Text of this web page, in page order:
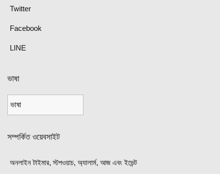
Twitter
Facebook
LINE
ভাষা
সম্পর্কিত ওয়েবসাইট
অনলাইন টাইমার, স্টপওয়াচ, অ্যালার্ম, আজ এবং ইভেন্ট